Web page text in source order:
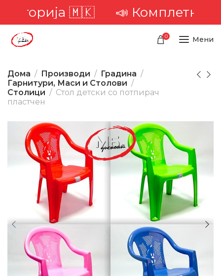
🇲🇰📣 Комплетна
0 Мени
Дома Производи
Градина
Гарнитури, Маси и Столови
Столици
Стол детски со потпирач
пластчен